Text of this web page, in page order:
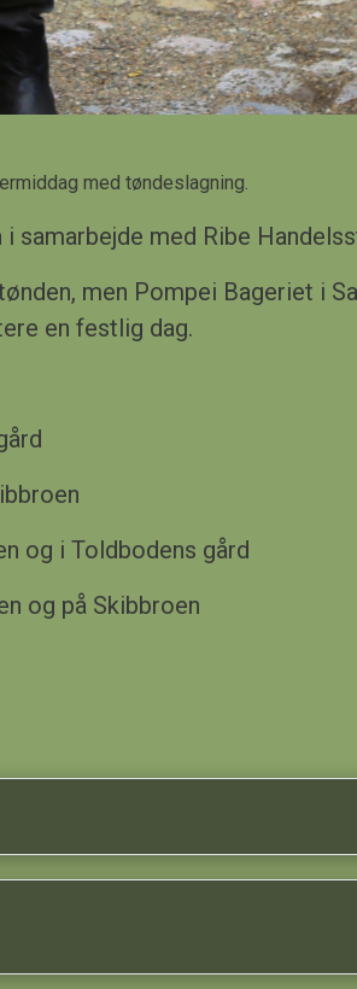
med tøndeslagning.
samarbejde med Ribe
men Pompei Bageriet i
en festlig dag.
og i Toldbodens gård
og på Skibbroen